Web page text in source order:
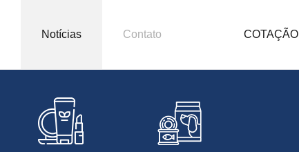
Notícias Contato COTAÇÃO